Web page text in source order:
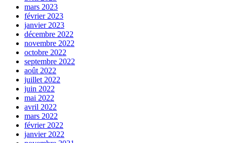
mars 2023
février 2023
janvier 2023
décembre 2022
novembre 2022
octobre 2022
septembre 2022
août 2022
juillet 2022
juin 2022
mai 2022
avril 2022
mars 2022
février 2022
janvier 2022